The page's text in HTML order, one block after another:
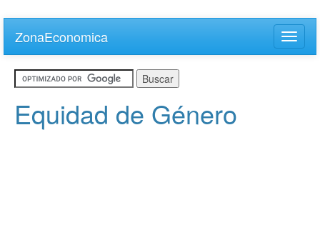
main
content
ZonaEconomica
Toggle
Equidad de Género